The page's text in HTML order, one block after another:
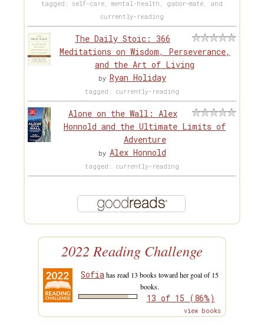
tagged: self-care, mental-health, gabor-maté, and
currently-reading
The Daily Stoic: 366
Meditations on Wisdom, Perseverance,
and the Art of Living
by Ryan Holiday
tagged: currently-reading
Alone on the Wall: Alex
Honnold and the Ultimate Limits of
Adventure
by Alex Honnold
tagged: currently-reading
2022 Reading Challenge
Sofiahas read 13 books toward her goal of 15
books.
13 of 15 (86%)
view books